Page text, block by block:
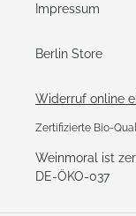
Impressum
Berlin Store
Widerruf online
Zertifizierte Bio-
Weinmoral ist
DE-ÖKO-037